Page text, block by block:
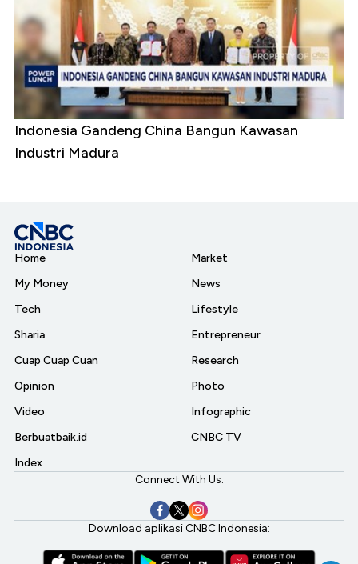
Indonesia Gandeng China Bangun Kawasan
Industri Madura
Home
My Money
Tech
Sharia
Cuap Cuap Cuan
Opinion
Video
Berbuatbaik.id
Index
Market
News
Lifestyle
Entrepreneur
Research
Photo
Infographic
CNBC TV
Connect With Us:
Download aplikasi CNBC Indonesia: